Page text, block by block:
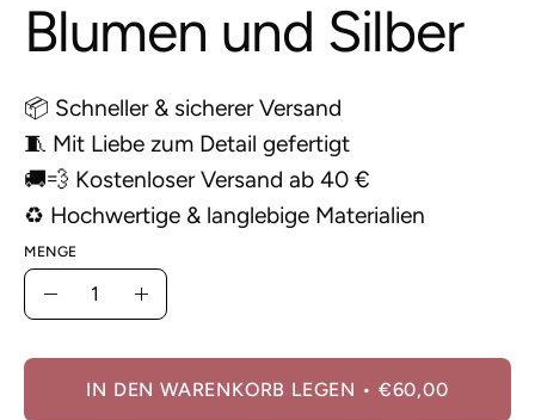
Blumen und Silber
📦 Schneller & sicherer Versand
🧵 Mit Liebe zum Detail gefertigt
🚚💨 Kostenloser Versand ab 40 €
♻️ Hochwertige & langlebige Materialien
MENGE
Menge
Menge
Menge
IN DEN WARENKORB LEGEN €60,00